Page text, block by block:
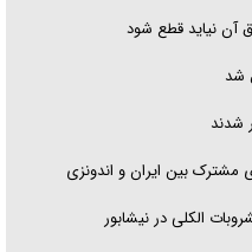
آن نیاید قطع شود
شد
مشترک بین ایران و اندونزی